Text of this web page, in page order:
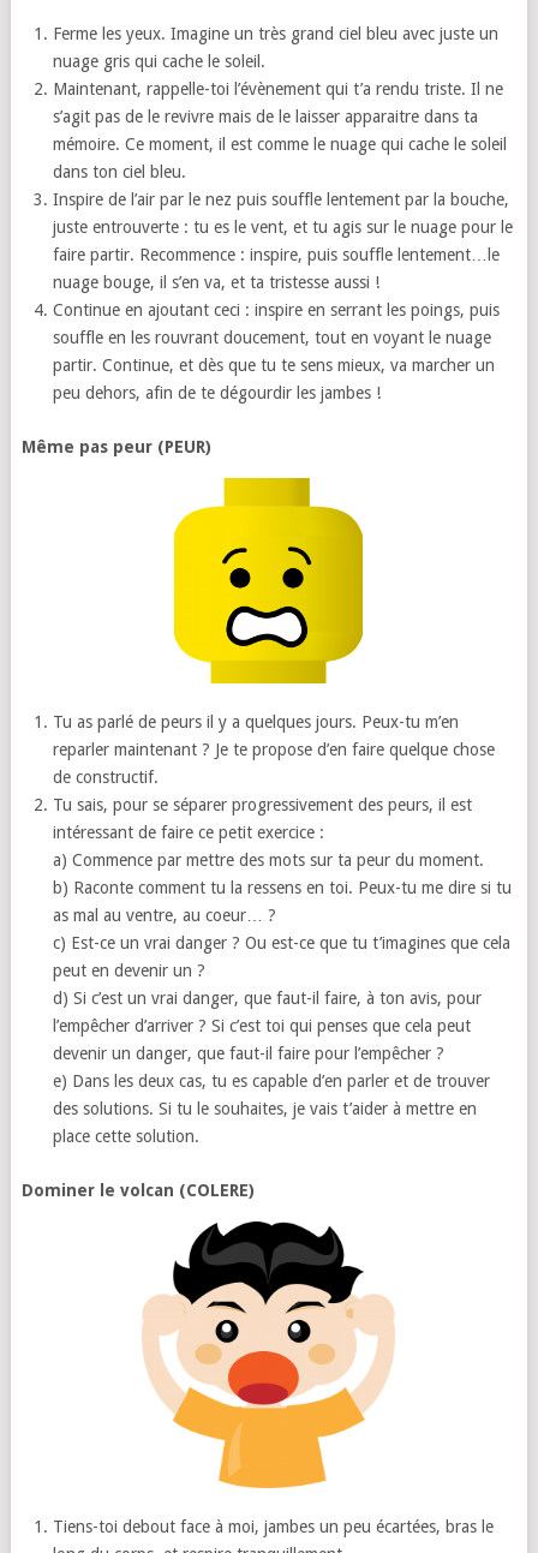
Ferme les yeux. Imagine un très grand ciel bleu avec juste un
nuage gris qui cache le soleil.
Maintenant, rappelle-toi l’évènement qui t’a rendu triste. Il ne
s’agit pas de le revivre mais de le laisser apparaitre dans ta
mémoire. Ce moment, il est comme le nuage qui cache le soleil
dans ton ciel bleu.
Inspire de l’air par le nez puis souffle lentement par la bouche,
juste entrouverte : tu es le vent, et tu agis sur le nuage pour le
faire partir. Recommence : inspire, puis souffle lentement…le
nuage bouge, il s’en va, et ta tristesse aussi !
Continue en ajoutant ceci : inspire en serrant les poings, puis
souffle en les rouvrant doucement, tout en voyant le nuage
partir. Continue, et dès que tu te sens mieux, va marcher un
peu dehors, afin de te dégourdir les jambes !
Même pas peur (PEUR)
Tu as parlé de peurs il y a quelques jours. Peux-tu m’en
reparler maintenant ? Je te propose d’en faire quelque chose
de constructif.
Tu sais, pour se séparer progressivement des peurs, il est
intéressant de faire ce petit exercice :
a) Commence par mettre des mots sur ta peur du moment.
b) Raconte comment tu la ressens en toi. Peux-tu me dire si tu
as mal au ventre, au coeur… ?
c) Est-ce un vrai danger ? Ou est-ce que tu t’imagines que cela
peut en devenir un ?
d) Si c’est un vrai danger, que faut-il faire, à ton avis, pour
l’empêcher d’arriver ? Si c’est toi qui penses que cela peut
devenir un danger, que faut-il faire pour l’empêcher ?
e) Dans les deux cas, tu es capable d’en parler et de trouver
des solutions. Si tu le souhaites, je vais t’aider à mettre en
place cette solution.
Dominer le volcan (COLERE)
Tiens-toi debout face à moi, jambes un peu écartées, bras le